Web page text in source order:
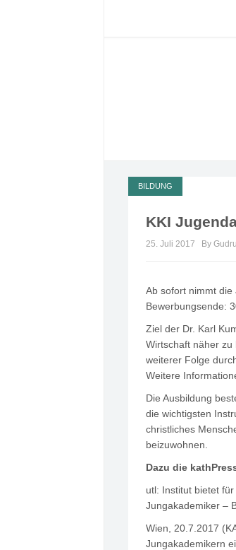
BILDUNG
KKI
25. Juli 2017 By
Ab sofort nimmt die
Bewerbungsende:
Ziel der Dr. Karl
Wirtschaft näher
weiterer Folge
Weitere
Die Ausbildung
die wichtigsten
christliches
beizuwohnen.
Dazu die
utl: Institut bietet
Jungakademiker –
Wien, 20.7.2017
Jungakademikern